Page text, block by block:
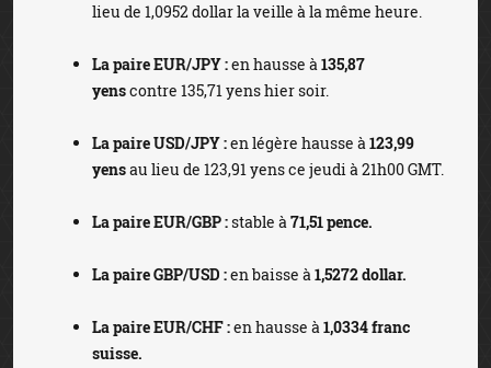
lieu de 1,0952 dollar la veille à la même heure.
La paire EUR/JPY :en hausse à135,87
yenscontre 135,71 yens hier soir.
La paire USD/JPY :en légère hausse à123,99
yensau lieu de 123,91 yens ce jeudi à 21h00 GMT.
La paire EUR/GBP :stable à71,51 pence.
La paire GBP/USD :en baisse à1,5272 dollar.
La paire EUR/CHF :en hausse à1,0334 franc
suisse.